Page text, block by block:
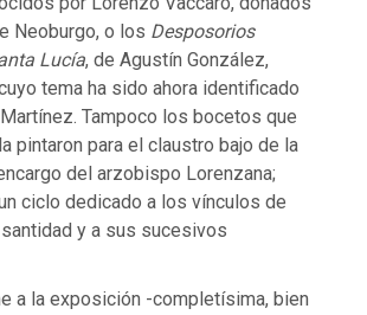
Neoburgo, o los Desposorios
Lucía, de Agustín González,
tema ha sido ahora identificado
Tampoco los bocetos que
pintaron para el claustro bajo de la
del arzobispo Lorenzana;
ciclo dedicado a los vínculos de
y a sus sucesivos
a la exposición -completísima, bien